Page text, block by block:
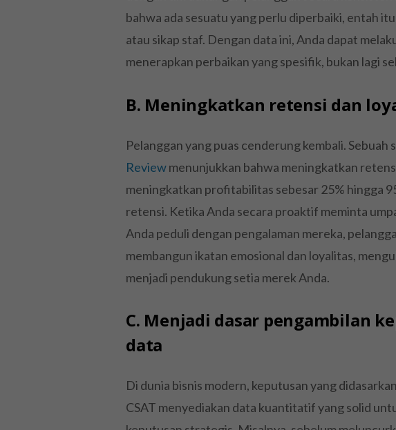
bahwa ada sesuatu yang perlu diperbaiki, entah
atau sikap staf. Dengan data ini, Anda dapat
menerapkan perbaikan yang spesifik, bukan lagi
B. Meningkatkan retensi dan
Pelanggan yang puas cenderung kembali. Sebuah
Reviewmenunjukkan bahwa meningkatkan
meningkatkan profitabilitas sebesar 25% hingga
retensi. Ketika Anda secara proaktif meminta
Anda peduli dengan pengalaman mereka,
membangun ikatan emosional dan loyalitas,
menjadi pendukung setia merek Anda.
C. Menjadi dasar pengambilan
data
Di dunia bisnis modern, keputusan yang
CSAT menyediakan data kuantitatif yang solid